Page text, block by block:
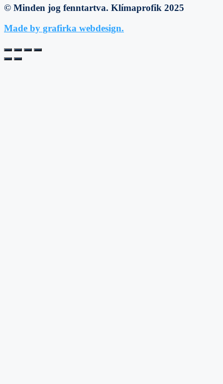
© Minden jog fenntartva. Klímaprofik 2025
Made by grafirka webdesign.